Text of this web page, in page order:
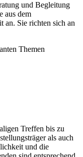
und Begleitung
aus dem
an. Sie richten sich an
Themen
Treffen bis zu
als auch
und die